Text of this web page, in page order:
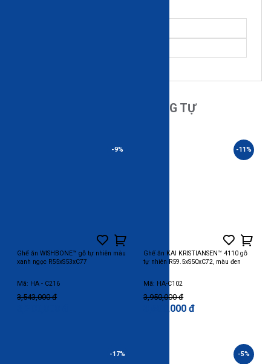
SẢN PHẨM TƯƠNG TỰ
-9%
Ghế ăn WISHBONE™ gỗ tự nhiên màu
xanh ngọc R55xS53xC77
Mã: HA - C216
3,543,000 đ
-11%
Ghế ăn KAI KRISTIANSEN™ 4110 gỗ
tự nhiên R59.5xS50xC72, màu đen
Mã: HA-C102
3,950,000 đ
3,500,000 đ
-17% -5%